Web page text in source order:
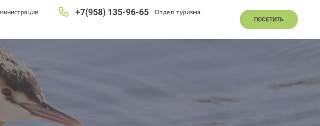
ПОСЕТИТЬ
Отдел туризма
+7(958) 135-96-65